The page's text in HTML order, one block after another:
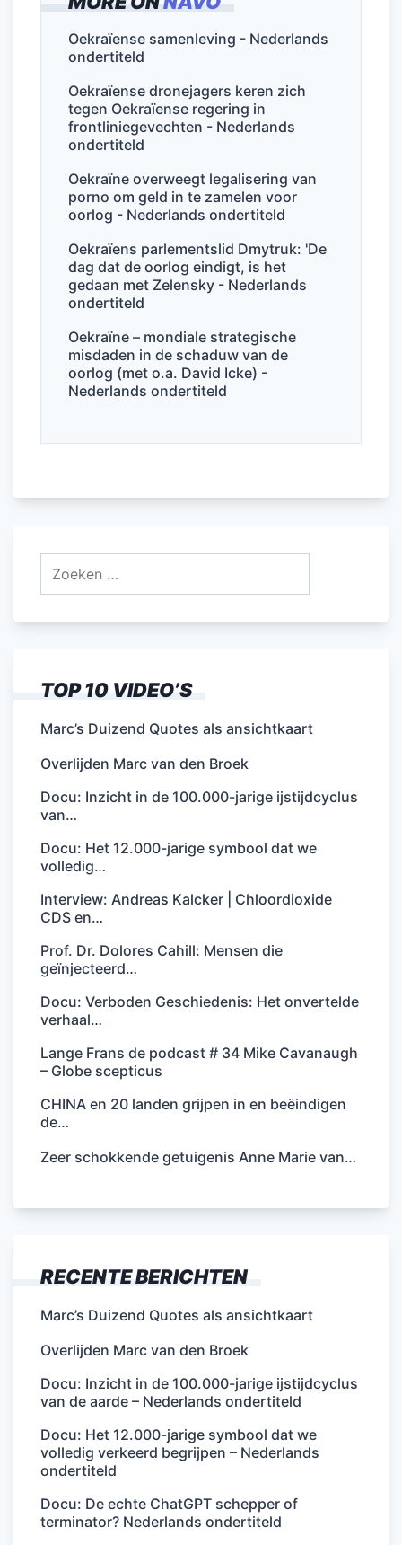
Oekraïense samenleving - Nederlands
ondertiteld
Oekraïense dronejagers keren zich
tegen Oekraïense regering in
frontliniegevechten - Nederlands
ondertiteld
Oekraïne overweegt legalisering van
porno om geld in te zamelen voor
oorlog - Nederlands ondertiteld
Oekraïens parlementslid Dmytruk: 'De
dag dat de oorlog eindigt, is het
gedaan met Zelensky - Nederlands
ondertiteld
Oekraïne – mondiale strategische
misdaden in de schaduw van de
oorlog (met o.a. David Icke) -
Nederlands ondertiteld
e
b
o
o
k
er l
e
dI
s
A
p
TOP 10 VIDEO’S
Marc’s Duizend Quotes als ansichtkaart
Overlijden Marc van den Broek
Docu: Inzicht in de 100.000-jarige ijstijdcyclus
van…
Docu: Het 12.000-jarige symbool dat we
volledig…
Interview: Andreas Kalcker | Chloordioxide
CDS en…
Prof. Dr. Dolores Cahill: Mensen die
geïnjecteerd…
Docu: Verboden Geschiedenis: Het onvertelde
verhaal…
Lange Frans de podcast # 34 Mike Cavanaugh
– Globe scepticus
CHINA en 20 landen grijpen in en beëindigen
de…
Zeer schokkende getuigenis Anne Marie van…
RECENTE BERICHTEN
Marc’s Duizend Quotes als ansichtkaart
Overlijden Marc van den Broek
Docu: Inzicht in de 100.000-jarige ijstijdcyclus
van de aarde – Nederlands ondertiteld
Docu: Het 12.000-jarige symbool dat we
volledig verkeerd begrijpen – Nederlands
ondertiteld
Docu: De echte ChatGPT schepper of
terminator? Nederlands ondertiteld